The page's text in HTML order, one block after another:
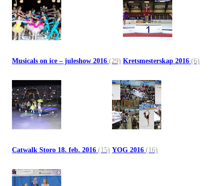
Musicals on ice – juleshow 2016 (29) Kretsmesterskap 2016 (6)
Catwalk Storo 18. feb. 2016 (15) YOG 2016 (16)